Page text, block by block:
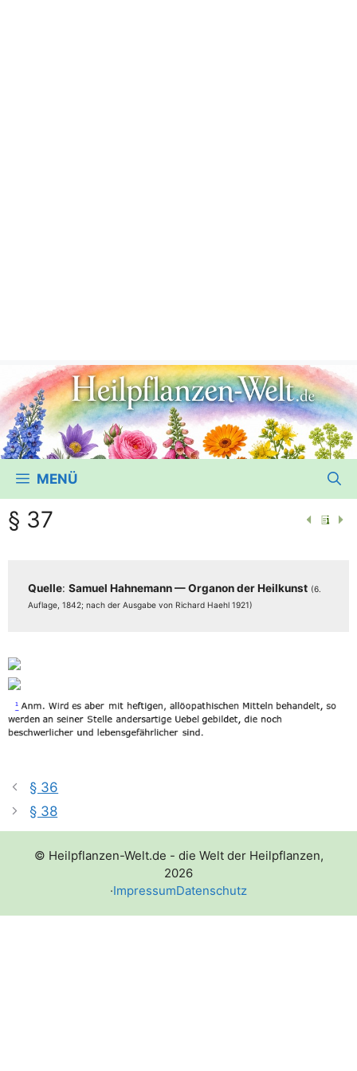
MENÜ
§ 37
Quel­le: Samu­el Hah­ne­mann — Orga­non der Heil­kunst (6.
Auf­la­ge, 1842; nach der Aus­ga­be von Richard Haehl 1921)
§ 36
§ 38
© Heilpflanzen-Welt.de - die Welt der Heilpflanzen,
2026
·ImpressumDatenschutz